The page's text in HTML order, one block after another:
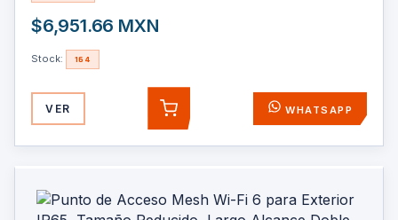
$6,951.66 MXN
Stock: 164
VER AGREGAR WHATSAPP